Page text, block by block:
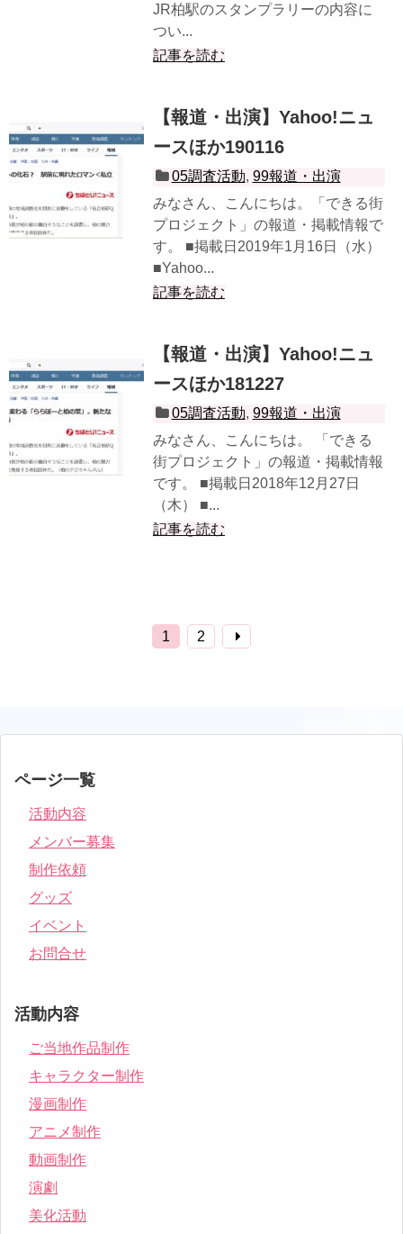
JR柏駅のスタンプラリーの内容に
つい...
記事を読む
【報道・出演】Yahoo!ニュ
ースほか190116
05調査活動, 99報道・出演
みなさん、こんにちは。「できる街
プロジェクト」の報道・掲載情報で
す。 ■掲載日2019年1月16日（水）
■Yahoo...
記事を読む
【報道・出演】Yahoo!ニュ
ースほか181227
05調査活動, 99報道・出演
みなさん、こんにちは。 「できる
街プロジェクト」の報道・掲載情報
です。 ■掲載日2018年12月27日
（木） ■...
記事を読む
1 2
ページ一覧
活動内容
メンバー募集
制作依頼
グッズ
イベント
お問合せ
活動内容
ご当地作品制作
キャラクター制作
漫画制作
アニメ制作
動画制作
演劇
美化活動